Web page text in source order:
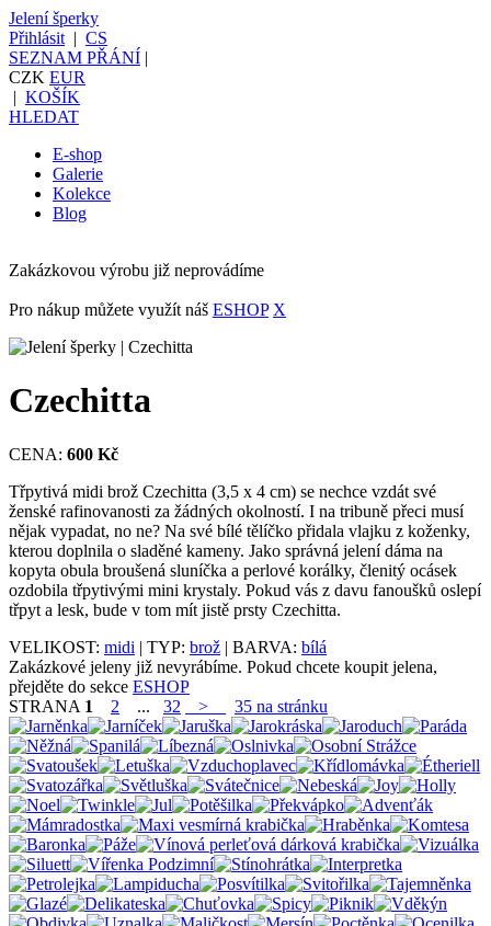
Jelení šperky
Přihlásit | CS
SEZNAM PŘÁNÍ |
CZK EUR
| KOŠÍK
HLEDAT
E-shop
Galerie
Kolekce
Blog
Zakázkovou výrobu již neprovádíme
Pro nákup můžete využít náš ESHOP X
Czechitta
CENA: 600 Kč
Třpytivá midi brož Czechitta (3,5 x 4 cm) se nechce vzdát své
ženské rafinovanosti za žádných okolností. I na tribuně přeci musí
nějak vypadat, no ne? Na své bílé tělíčko přidala vlajku z koženky,
kterou doplnila o sladěné kameny. Jako správná jelení dáma na
kopyta obula broušená sluníčka a perlové korálky, členitý ocásek
ozdobila třpytivými mini krystaly. Pokud vás z davu fanoušků oslepí
třpyt a lesk, bude v tom mít jistě prsty Czechitta.
VELIKOST: midi | TYP: brož | BARVA: bílá
Zakázkové jeleny již nevyrábíme. Pokud chcete koupit jelena,
přejděte do sekce ESHOP
STRANA 1 2 ... 32 > 35 na stránku